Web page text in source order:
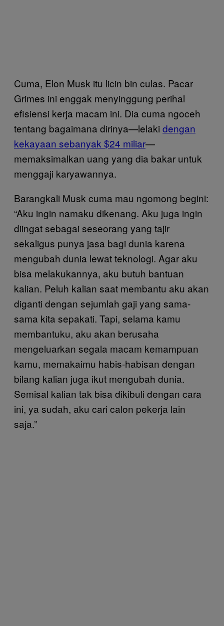
Cuma, Elon Musk itu licin bin culas. Pacar
Grimes ini enggak menyinggung perihal
efisiensi kerja macam ini. Dia cuma ngoceh
tentang bagaimana dirinya—lelaki dengan
kekayaan sebanyak $24 miliar—
memaksimalkan uang yang dia bakar untuk
menggaji karyawannya.
Barangkali Musk cuma mau ngomong begini:
“Aku ingin namaku dikenang. Aku juga ingin
diingat sebagai seseorang yang tajir
sekaligus punya jasa bagi dunia karena
mengubah dunia lewat teknologi. Agar aku
bisa melakukannya, aku butuh bantuan
kalian. Peluh kalian saat membantu aku akan
diganti dengan sejumlah gaji yang sama-
sama kita sepakati. Tapi, selama kamu
membantuku, aku akan berusaha
mengeluarkan segala macam kemampuan
kamu, memakaimu habis-habisan dengan
bilang kalian juga ikut mengubah dunia.
Semisal kalian tak bisa dikibuli dengan cara
ini, ya sudah, aku cari calon pekerja lain
saja.”